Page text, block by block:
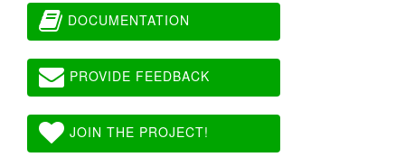
DOCUMENTATION
PROVIDE FEEDBACK
JOIN THE PROJECT!